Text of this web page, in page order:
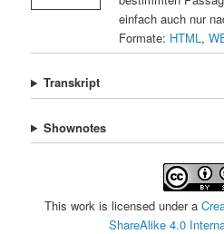
einfach auch nur
Formate: HTML ,
Transkript
Shownotes
This work is licensed under a
ShareAlike 4.0